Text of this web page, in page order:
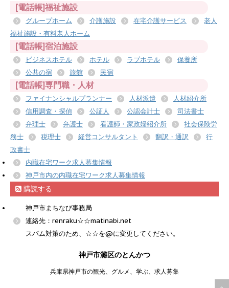
[電話帳]福祉施設
グループホーム 介護施設 在宅介護サービス
老人
福祉施設・有料老人ホーム
[電話帳]宿泊施設
ビジネスホテル ホテル ラブホテル
保養所
公共の宿
旅館 民宿
[電話帳]専門職・人材
ファイナンシャルプランナー 人材派遣
人材紹介所
信用調査・探偵
公証人 公認会計士
司法書士
弁理士
弁護士 看護師・家政婦紹介所
社会保険労
務士
税理士 経営コンサルタント 翻訳・通訳
行
政書士
内職在宅ワーク求人募集情報
神戸市内の内職在宅ワーク求人募集情報
購読する
神戸市まちなび事務局
連絡先：renraku☆☆matinabi.net
スパム対策のため、☆☆を@に変更してください。
神戸市灘区のとんかつ
兵庫県神戸市の観光、グルメ、学ぶ、求人募集